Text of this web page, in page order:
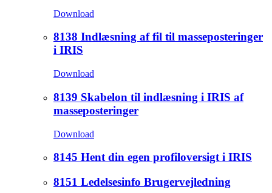
Download
8138 Indlæsning af fil til masseposteringer
i IRIS
Download
8139 Skabelon til indlæsning i IRIS af
masseposteringer
Download
8145 Hent din egen profiloversigt i IRIS
8151 Ledelsesinfo Brugervejledning